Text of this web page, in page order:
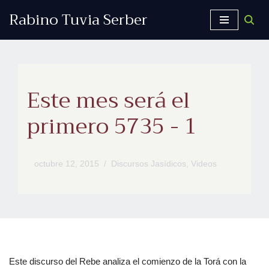
Rabino Tuvia Serber
Este mes será el
primero 5735 - 1
octubre 12, 2015 Discursos Jasídicos, Videos
Este discurso del Rebe analiza el comienzo de la Torá con la